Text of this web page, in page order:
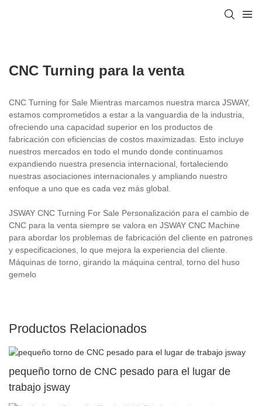
CNC Turning para la venta
CNC Turning for Sale Mientras marcamos nuestra marca JSWAY,
estamos comprometidos a estar a la vanguardia de la industria,
ofreciendo una capacidad superior en los productos de
fabricación con eficiencias de costos maximizadas. Esto incluye
nuestros mercados en todo el mundo donde continuamos
expandiendo nuestra presencia internacional, fortaleciendo
nuestras asociaciones internacionales y ampliando nuestro
enfoque a uno que es cada vez más global.
JSWAY CNC Turning For Sale Personalización para el cambio de
CNC para la venta siempre se valora en JSWAY CNC Machine
para abordar los problemas de fabricación del cliente en patrones
y especificaciones, lo que mejora la experiencia del cliente.
Máquinas de torno, girando la máquina central, torno del huso
gemelo
Productos Relacionados
pequeño torno de CNC pesado para el lugar de
trabajo jsway